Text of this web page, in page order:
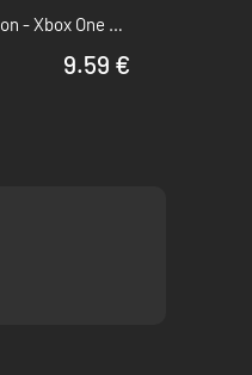
The Division 2 - Warlords of New York Edition - Xbox One & Xbox Series X|S
9.59 €